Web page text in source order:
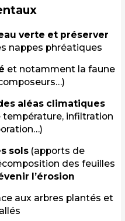
verte et préserver
nappes phréatiques
et notamment la faune
aléas climatiques
infiltration
sols (apports de
des feuilles
l’érosion
aux arbres plantés et